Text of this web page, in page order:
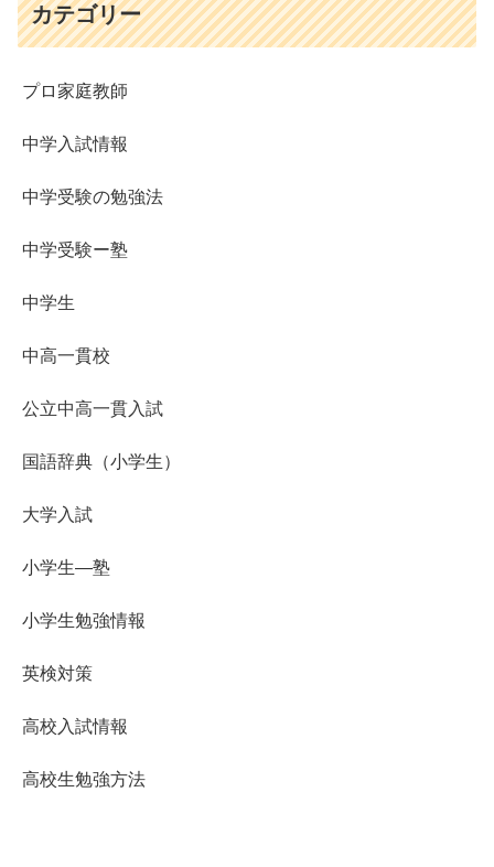
カテゴリー
プロ家庭教師
中学入試情報
中学受験の勉強法
中学受験ー塾
中学生
中高一貫校
公立中高一貫入試
国語辞典（小学生）
大学入試
小学生―塾
小学生勉強情報
英検対策
高校入試情報
高校生勉強方法